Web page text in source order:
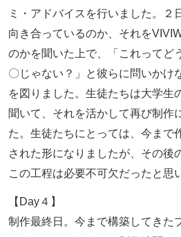
ミ・アドバイスを行いました。２
向き合っているのか、それを
のかを聞いた上で、「これってど
〇じゃない？」と彼らに問いかけ
を図りました。生徒たちは大学生
聞いて、それを活かして再び制作
た。生徒たちにとっては、今まで
された形になりましたが、その後
この工程は必要不可欠だったと思
【Day４】
制作最終日。今まで構築してきた